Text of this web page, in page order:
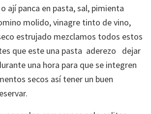
ají panca en pasta, sal, pimienta
molido, vinagre tinto de vino,
estrujado mezclamos todos estos
que este una pasta aderezo dejar
una hora para que se integren
secos así tener un buen